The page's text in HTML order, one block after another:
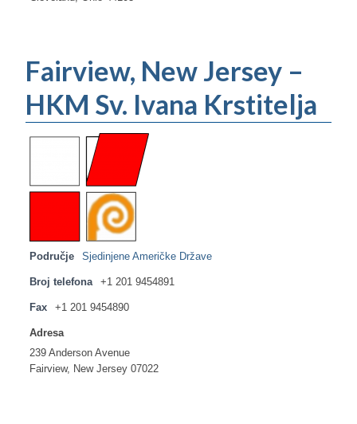
Fairview, New Jersey –
HKM Sv. Ivana Krstitelja
Područje Sjedinjene Američke Države
Broj telefona +1 201 9454891
Fax +1 201 9454890
Adresa
239 Anderson Avenue
Fairview, New Jersey 07022